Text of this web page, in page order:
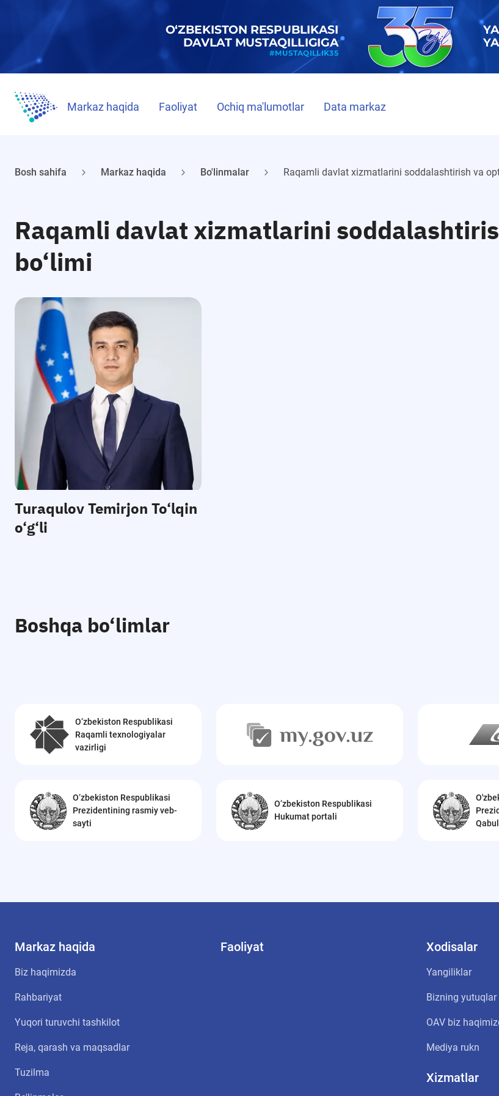
Markaz haqida Faoliyat Ochiq ma'lumotlar Data markaz
Bosh sahifa Markaz haqida Bo'linmalar Raqamli davlat xizmatlarini soddalashtirish va
Raqamli davlat xizmatlarini
bo‘limi
E-mail:
Telefon
Qabul
Turaqulov Temirjon To‘lqin
o‘g‘li
Boshqa bo‘limlar
O‘zbekiston Respublikasi
Raqamli texnologiyalar
vazirligi
O‘zbekiston Respublikasi
Prezidentining rasmiy veb-
sayti
O‘zbekiston Respublikasi
Hukumat portali
Markaz haqida
Biz haqimizda
Rahbariyat
Yuqori turuvchi tashkilot
Reja, qarash va maqsadlar
Tuzilma
Faoliyat Xodisalar
Yangiliklar
Bizning yutuqlar
OАV biz
Mediya rukn
Xizmatlar